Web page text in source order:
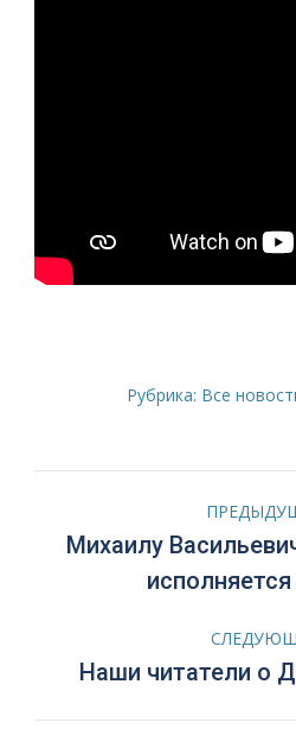
Рубрика: Все
Навигация
по
записям
Михаилу
Наши читатели о